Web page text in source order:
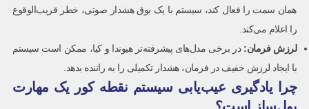
همان سمت را فعال کند، سیستم با یک بوق هشدار صوتی، خطر قریب‌الوقوع
را اعلام می‌کند.
لرزش فرمان: در برخی مدل‌های پیشرفته‌تر هیوندا و کیا، ممکن است سیستم
با ایجاد لرزش خفیف در فرمان، هشدار تکمیلی را به راننده بدهد.
چرا یادگیری عیب‌یابی سیستم نقطه کور یک مهارت